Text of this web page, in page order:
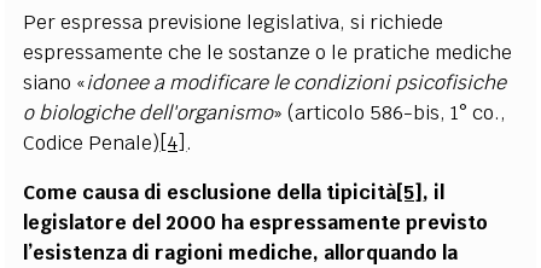
Per espressa previsione legislativa, si richiede
espressamente che le sostanze o le pratiche mediche
siano «idonee a modificare le condizioni psicofisiche
o biologiche dell'organismo» (articolo 586-bis, 1° co.,
Codice Penale)[4] .
Come causa di esclusione della tipicità[5], il
legislatore del 2000 ha espressamente previsto
l’esistenza di ragioni mediche, allorquando la